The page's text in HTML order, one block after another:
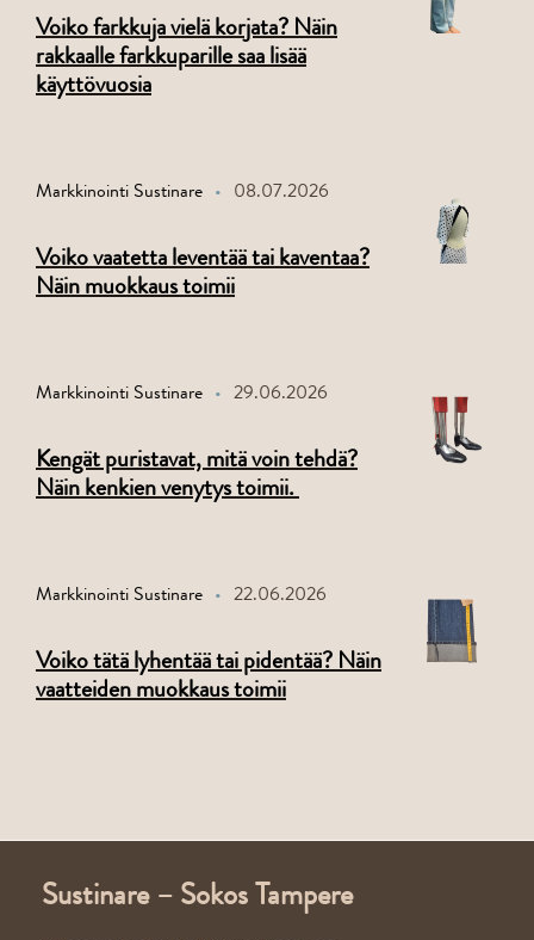
Voiko farkkuja vielä korjata? Näin
rakkaalle farkkuparille saa lisää
käyttövuosia
Markkinointi Sustinare 08.07.2026
Voiko vaatetta leventää tai kaventaa?
Näin muokkaus toimii
Markkinointi Sustinare 29.06.2026
Kengät puristavat, mitä voin tehdä?
Näin kenkien venytys toimii.
Markkinointi Sustinare 22.06.2026
Voiko tätä lyhentää tai pidentää? Näin
vaatteiden muokkaus toimii
Sustinare – Sokos Tampere